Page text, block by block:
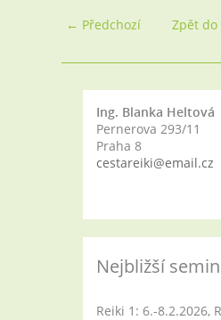
← Předchozí Zpět do
Ing. Blanka Heltová
Pernerova 293/11
Praha 8
cestareiki@email.cz
Nejbližší
Reiki 1: 6.-8.2.2026,